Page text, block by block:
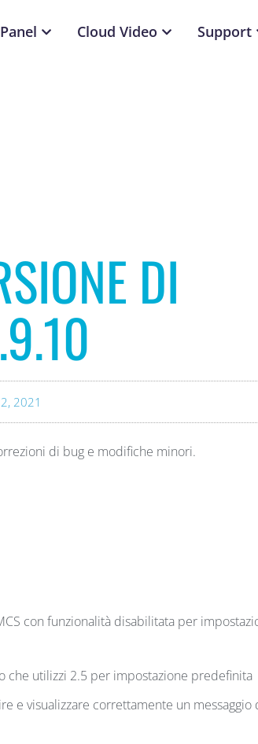
Cloud Video Support
DI
2021
di bug e modifiche minori.
con funzionalità disabilitata per
che utilizzi 2.5 per impostazione predefinita
e visualizzare correttamente un messaggio